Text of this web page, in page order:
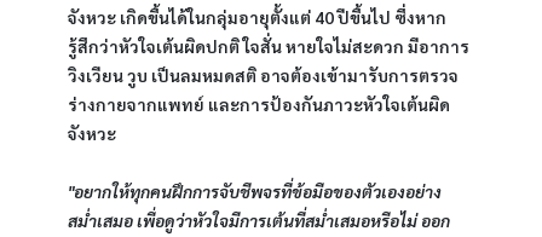
จังหวะ เกิดขึ้นได้ในกลุ่มอายุตั้งแต่ 40 ปีขึ้นไป ซึ่งหาก
รู้สึกว่าหัวใจเต้นผิดปกติ ใจสั่น หายใจไม่สะดวก มีอาการ
วิงเวียน วูบ เป็นลมหมดสติ อาจต้องเข้ามารับการตรวจ
ร่างกายจากแพทย์ และการป้องกันภาวะหัวใจเต้นผิด
จังหวะ
"อยากให้ทุกคนฝึกการจับชีพจรที่ข้อมือของตัวเองอย่าง
สม่ำเสมอ เพื่อดูว่าหัวใจมีการเต้นที่สม่ำเสมอหรือไม่ ออก